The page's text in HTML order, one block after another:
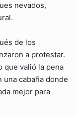
nevados,
de los
a protestar.
que valió la pena
una cabaña donde
mejor para